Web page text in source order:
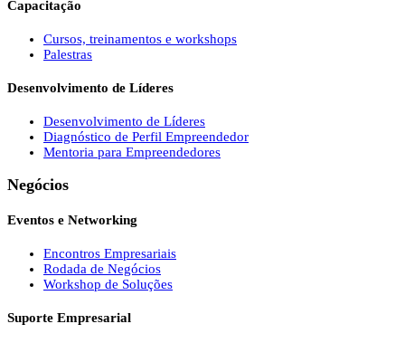
Capacitação
Cursos, treinamentos e workshops
Palestras
Desenvolvimento de Líderes
Desenvolvimento de Líderes
Diagnóstico de Perfil Empreendedor
Mentoria para Empreendedores
Negócios
Eventos e Networking
Encontros Empresariais
Rodada de Negócios
Workshop de Soluções
Suporte Empresarial